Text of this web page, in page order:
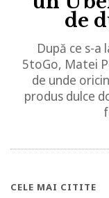
de
După ce s-a
5toGo, Matei
de unde
produs dulce
CELE MAI CITITE